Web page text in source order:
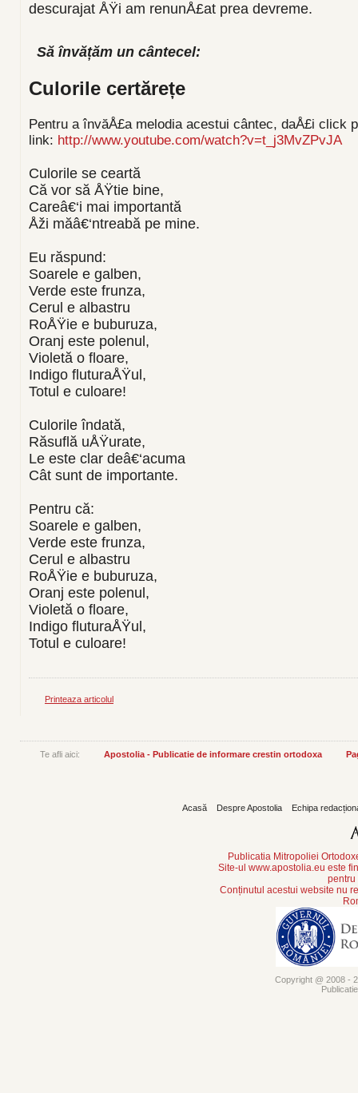
descurajat ÅŸi am renunÅ£at prea devreme.
Să învățăm un cântecel:
Culorile certărețe
Pentru a învăÅ£a melodia acestui cântec, daÅ£i click
link: http://www.youtube.com/watch?v=t_j3MvZPvJA
Culorile se ceartă
Că vor să ÅŸtie bine,
Careâ€‘i mai importantă
Åži măâ€‘ntreabă pe mine.
Eu răspund:
Soarele e galben,
Verde este frunza,
Cerul e albastru
RoÅŸie e buburuza,
Oranj este polenul,
Violetă o floare,
Indigo fluturaÅŸul,
Totul e culoare!
Culorile îndată,
Răsuflă uÅŸurate,
Le este clar deâ€‘acuma
Cât sunt de importante.
Pentru că:
Soarele e galben,
Verde este frunza,
Cerul e albastru
RoÅŸie e buburuza,
Oranj este polenul,
Violetă o floare,
Indigo fluturaÅŸul,
Totul e culoare!
Printeaza articolul
Te afli aici: Apostolia - Publicatie de informare crestin ortodoxa
Acasă Despre Apostolia Echipa
Publicatia Mitropoliei
Site-ul www.apostolia.eu este
pentru
Conținutul acestui website nu
Copyright @ 2008 -